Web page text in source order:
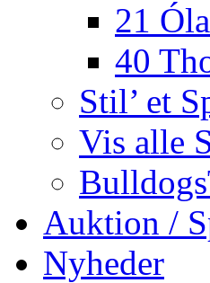
21
40
Stil’ et
Vis alle
Auktion /
Nyheder